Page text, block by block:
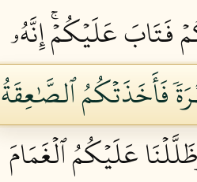
فَتَابَ عَلَيۡكُمۡۚ إِنَّهُۥ
فَأَخَذَتۡكُمُ ٱلصَّٰعِقَةُ
عَلَيۡكُمُ ٱلۡغَمَامَ